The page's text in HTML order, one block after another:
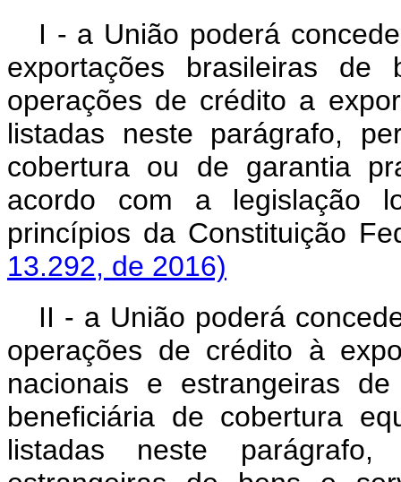
I - a União poderá
exportações brasileiras de
operações de crédito a
listadas neste parágrafo,
cobertura ou de garantia
acordo com a legislação
princípios da
13.292, de 2016)
II - a União poderá
operações de crédito à
nacionais e estrangeiras
beneficiária de cobertura
listadas neste